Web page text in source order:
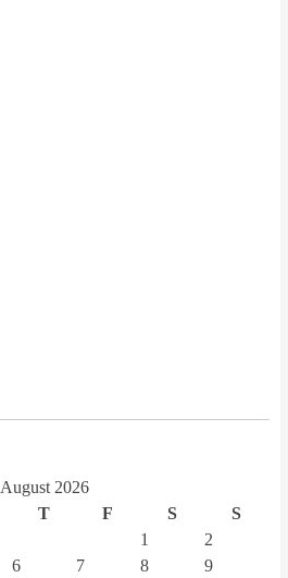
August 2026
T F S
S
1
2
6 7 8 9